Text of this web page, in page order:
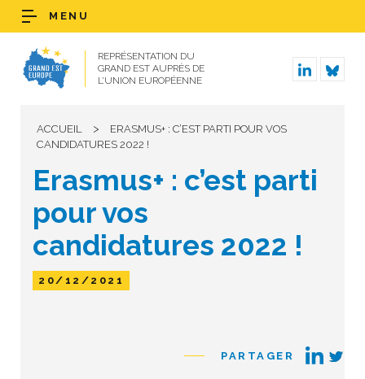
REPRÉSENTATION DU
GRAND EST AUPRÈS DE
L’UNION EUROPÉENNE
MENU
ACCUEIL >
ERASMUS+ : C’EST PARTI POUR VOS
CANDIDATURES 2022 !
Erasmus+ : c’est parti
pour vos
candidatures 2022 !
20/12/2021
PARTAGER